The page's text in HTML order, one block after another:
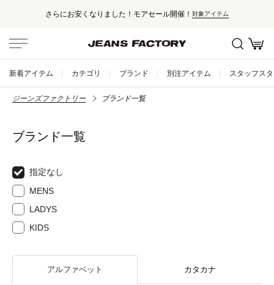
さらにお安くなりました！モアセール開催！ 対象アイテム
新着アイテム カテゴリ ブランド 別注アイテム スタッフス
ジーンズファクトリー ブランド一覧
ブランド一覧
指定なし
MENS
LADYS
KIDS
アルファベット カタカナ